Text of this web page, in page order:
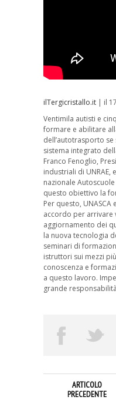
ilTergicristallo.it | il
Ventimila autisti e
formare e abilitare
dell’autotrasporto
sistema integrato
Franco Fenoglio,
industriali di UNRAE,
nazionale
questo obiettivo la
Per questo, UNASCA
accordo per arrivare
aggiornamento dei
la nuova tecnologia
seminari di
istruttori sui mezzi
conoscenza e
a questo lavoro.
grande
ARTICOLO
PRECEDENTE